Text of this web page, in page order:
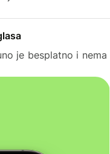
je besplatno i nema